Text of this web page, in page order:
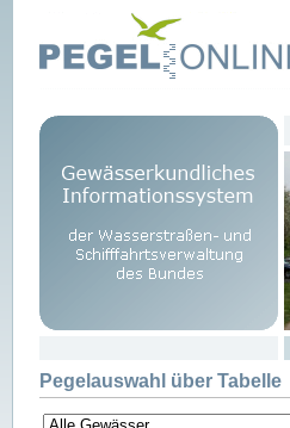
Pegelauswahl über Tabelle